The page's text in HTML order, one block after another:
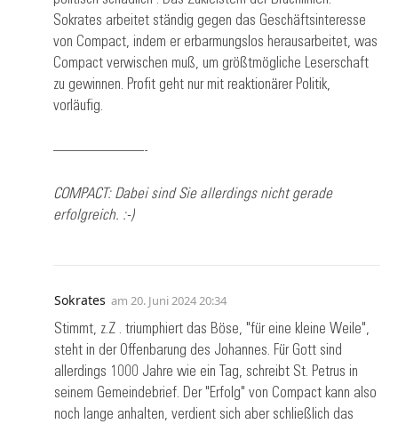
Sokrates arbeitet ständig gegen das Geschäftsinteresse
von Compact, indem er erbarmungslos herausarbeitet, was
Compact verwischen muß, um größtmögliche Leserschaft
zu gewinnen. Profit geht nur mit reaktionärer Politik,
vorläufig.
——————-
COMPACT: Dabei sind Sie allerdings nicht gerade
erfolgreich. :-)
Sokrates am 20. Juni 2024 20:34
Stimmt, z.Z . triumphiert das Böse, "für eine kleine Weile",
steht in der Offenbarung des Johannes. Für Gott sind
allerdings 1000 Jahre wie ein Tag, schreibt St. Petrus in
seinem Gemeindebrief. Der "Erfolg" von Compact kann also
noch lange anhalten, verdient sich aber schließlich das